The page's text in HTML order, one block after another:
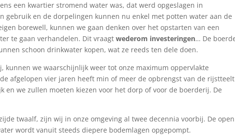
een kwartier stromend water was, dat werd opgeslagen in
gebruik en de dorpelingen kunnen nu enkel met potten water aan de
borewell, kunnen we gaan denken over het opstarten van een
te gaan verhandelen. Dit vraagtwederom investeringen… De
schoon drinkwater kopen, wat ze reeds ten dele doen.
kunnen we waarschijnlijk weer tot onze maximum oppervlakte
afgelopen vier jaren heeft min of meer de opbrengst van de rijstteelt
en we zullen moeten kiezen voor het dorp of voor de boerderij. De
twaalf, zijn wij in onze omgeving al twee decennia voorbij. De open
wordt vanuit steeds diepere bodemlagen opgepompt.